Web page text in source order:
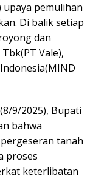
upaya pemulihan
Di balik setiap
dan
Vale),
9/2025), Bupati
bahwa
tanah
proses
keterlibatan